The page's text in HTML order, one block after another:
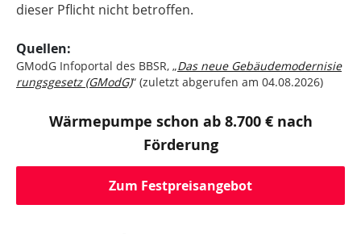
dieser Pflicht nicht betroffen.
Quellen:
GModG Infoportal des BBSR, „Das neue Gebäude­modernisie
rungs­gesetz (GModG)“ (zuletzt abgerufen am 04.08.2026)
Wärmepumpe schon ab 8.700 € nach
Förderung
Zum Festpreisangebot